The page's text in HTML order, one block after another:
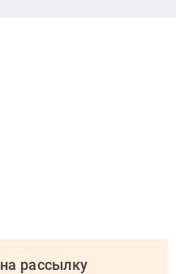
рассылку